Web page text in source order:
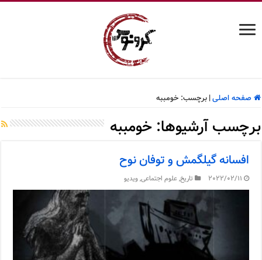
صفحه اصلی| برچسب:خومببه
برچسب آرشیوها:خومببه
افسانه گیلگمش و توفان نوح
2022/02/11 تاریخ,علوم اجتماعی,ویدیو